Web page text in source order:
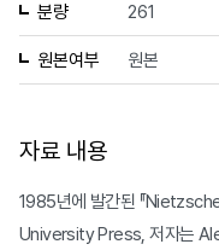
분량 261
원본여부 원본
자료 내용
1985년에 발간된 『
University Press, 저자는